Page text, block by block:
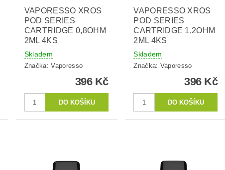
VAPORESSO XROS
POD SERIES
CARTRIDGE 0,8OHM
2ML 4KS
Skladem
Značka:Vaporesso
396 Kč
VAPORESSO XROS
POD SERIES
CARTRIDGE 1,2OHM
2ML 4KS
Skladem
Značka: Vaporesso
396 Kč